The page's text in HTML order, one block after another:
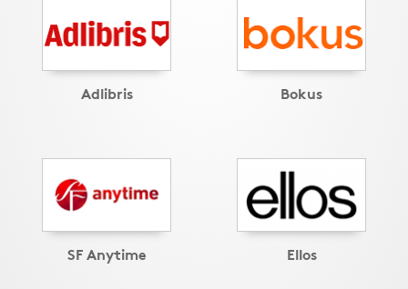
Adlibris Bokus
SF Anytime Ellos